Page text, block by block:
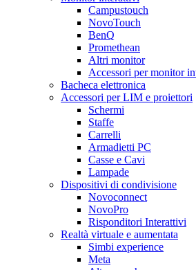
Campustouch
NovoTouch
BenQ
Promethean
Altri monitor
Accessori per monitor
Bacheca elettronica
Accessori per LIM e proiettori
Schermi
Staffe
Carrelli
Armadietti PC
Casse e Cavi
Lampade
Dispositivi di condivisione
Novoconnect
NovoPro
Risponditori Interattivi
Realtà virtuale e aumentata
Simbi experience
Meta